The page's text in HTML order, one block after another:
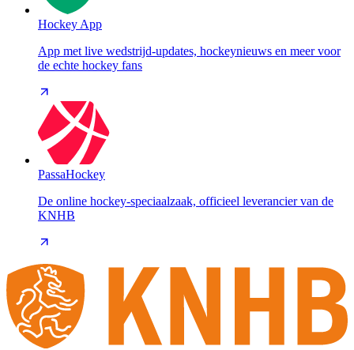
Hockey App
App met live wedstrijd-updates, hockeynieuws en meer voor
de echte hockey fans
PassaHockey
De online hockey-speciaalzaak, officieel leverancier van de
KNHB